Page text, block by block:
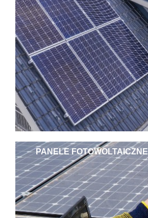
PANELE FOTOWOLTAICZNE